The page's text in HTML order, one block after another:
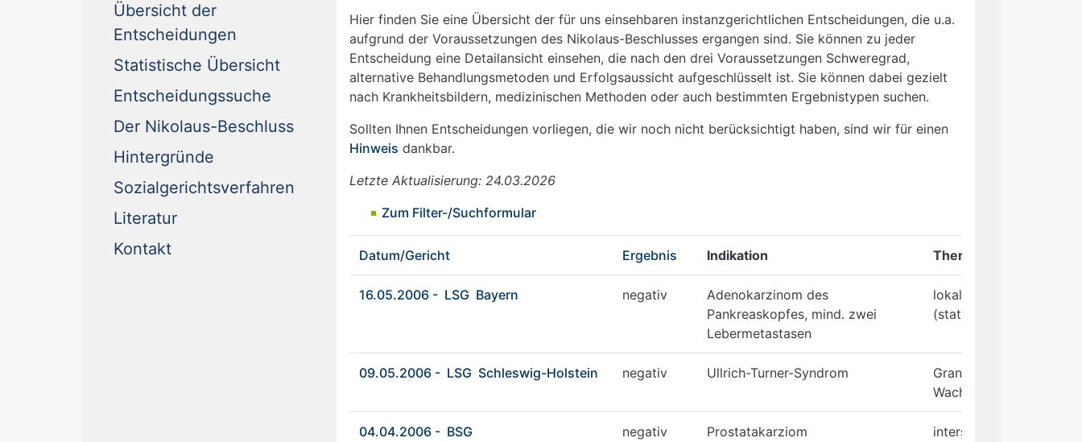
Übersicht der
Entscheidungen
Statistische Übersicht
Entscheidungssuche
Der Nikolaus-Beschluss
Hintergründe
Sozialgerichtsverfahren
Literatur
Kontakt
Hier finden Sie eine Übersicht der für uns einsehbaren instanzgerichtlichen Entscheidungen, die u.a.
aufgrund der Voraussetzungen des Nikolaus-Beschlusses ergangen sind. Sie können zu jeder
Entscheidung eine Detailansicht einsehen, die nach den drei Voraussetzungen Schweregrad,
alternative Behandlungsmetoden und Erfolgsaussicht aufgeschlüsselt ist. Sie können dabei gezielt
nach Krankheitsbildern, medizinischen Methoden oder auch bestimmten Ergebnistypen suchen.
Sollten Ihnen Entscheidungen vorliegen, die wir noch nicht berücksichtigt haben, sind wir für einen
Hinweis dankbar.
Letzte Aktualisierung: 24.03.2026
Zum Filter-/Suchformular
Datum/Gericht Ergebnis Indikation Therapie
16.05.2006 - LSG Bayern negativ
Adenokarzinom des
Pankreaskopfes, mind. zwei
Lebermetastasen
lokale
(stationär)
09.05.2006 - LSG Schleswig-Holstein negativ Ullrich-Turner-Syndrom
Granditropin®
Wachstumshormon)
04.04.2006 - BSG negativ Prostatakarziom
interstitielle